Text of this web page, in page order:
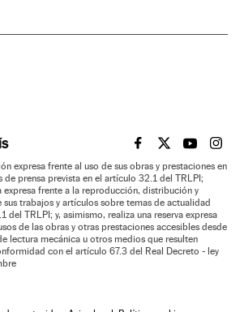
EL PAÍS BRASIL EN
EL PAÍSEL PAÍS
EL
expresa frente al uso de sus obras y prestaciones en
de prensa prevista en el artículo 32.1 del TRLPI;
expresa frente a la reproducción, distribución y
trabajos y artículos sobre temas de actualidad
del TRLPI; y, asimismo, realiza una reserva expresa
de las obras y otras prestaciones accesibles desde
lectura mecánica u otros medios que resulten
con el artículo 67.3 del Real Decreto - ley